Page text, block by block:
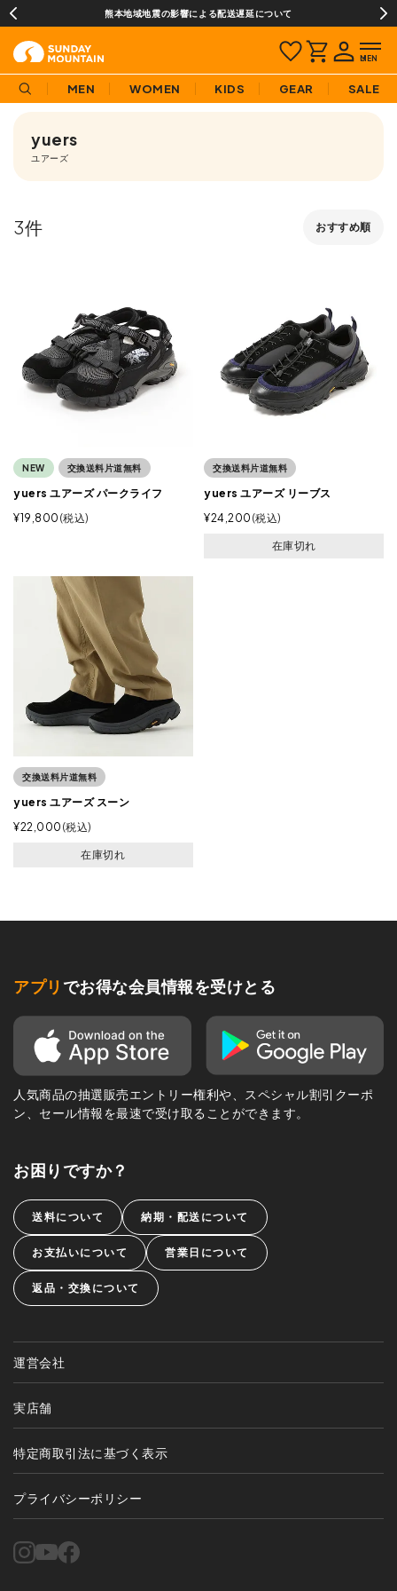
熊本地域地震の影響による配送遅延について
MEN WOMEN KIDS GEAR SALE
yuers
ユアーズ
おすすめ順
3
NEW 交換送料片道無料
yuers ユアーズ パークライフ
¥19,800 税込
交換送料片道無料
yuers ユアーズ リーブス
¥24,200 税込
在庫切れ
交換送料片道無料
yuers ユアーズ スーン
¥22,000 税込
在庫切れ
アプリ でお得な会員情報を受けとる
人気商品の抽選販売エントリー権利や、スペシャル割引クーポ
ン、セール情報を最速で受け取ることができます。
お困りですか？
送料について 納期・配送について
お支払いについて 営業日について
返品・交換について
運営会社
実店舗
特定商取引法に基づく表示
プライバシーポリシー